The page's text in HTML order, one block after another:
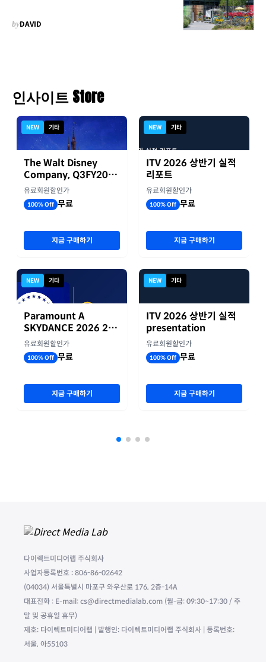
byDAVID
인사이트 Store
NEW 기타
The Walt Disney
Company, Q3FY2026
실적자료
유료회원할인가
100% Off 무료
지금 구매하기
NEW 기타
Paramount A
SKYDANCE 2026 2분
기 실적
유료회원할인가
100% Off 무료
지금 구매하기
NEW 기타
ITV 2026 상반기 실적
리포트
유료회원할인가
100% Off 무료
지금 구매하기
NEW 기타
ITV 2026 상반기 실적
presentation
유료회원할인가
100% Off 무료
지금 구매하기
다이렉트미디어랩 주식회사
사업자등록번호 : 806-86-02642
(04034) 서울특별시 마포구 와우산로 176, 2층-14A
대표전화 : E-mail: cs@directmedialab.com (월-금: 09:30~17:30 / 주
말 및 공휴일 휴무)
제호: 다이렉트미디어랩 | 발행인: 다이렉트미디어랩 주식회사 | 등록번호:
서울, 아55103